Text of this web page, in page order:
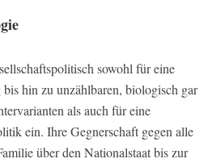
sowohl für eine
hin zu unzählbaren, biologisch gar
als auch für eine
ein. Ihre Gegnerschaft gegen alle
über den Nationalstaat bis zur